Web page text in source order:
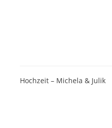
Hochzeit – Michela & Julik